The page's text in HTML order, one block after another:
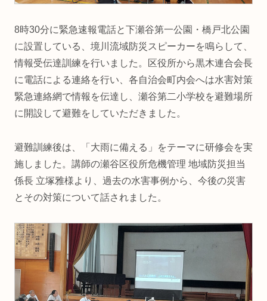
8時30分に緊急速報電話と下瀬谷第一公園・橋戸北公園
に設置している、境川流域防災スピーカーを鳴らして、
情報受伝達訓練を行いました。区役所から黒木連合会長
に電話による連絡を行い、各自治会町内会へは水害対策
緊急連絡網で情報を伝達し、瀬谷第二小学校を避難場所
に開設して避難をしていただきました。
避難訓練後は、「大雨に備える」をテーマに研修会を実
施しました。講師の瀬谷区役所危機管理 地域防災担当
係長 立塚雅様より、過去の水害事例から、今後の災害
とその対策について話されました。